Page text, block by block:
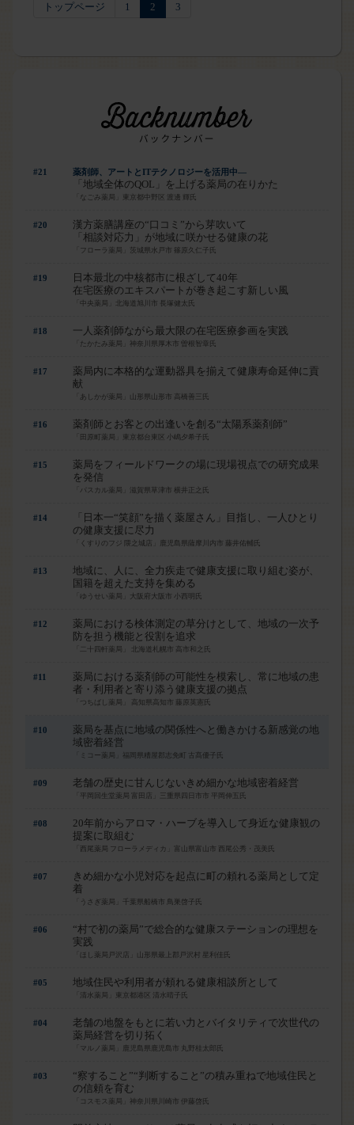
トップページ 1 2 3
#21 薬剤師、アートとITテクノロジーを活用中―
「地域全体のQOL」を上げる薬局の在りかた
「なごみ薬局」東京都中野区 渡邊 輝氏
#20
漢方薬膳講座の“口コミ”から芽吹いて
「相談対応力」が地域に咲かせる健康の花
「フローラ薬局」茨城県水戸市 篠原久仁子氏
#19
日本最北の中核都市に根ざして40年
在宅医療のエキスパートが巻き起こす新しい風
「中央薬局」北海道旭川市 長塚健太氏
#18 一人薬剤師ながら最大限の在宅医療参画を実践
「たかたみ薬局」神奈川県厚木市 曽根智章氏
#17
薬局内に本格的な運動器具を揃えて健康寿命延伸に貢
献
「あしかが薬局」山形県山形市 高橋善三氏
#16 薬剤師とお客との出逢いを創る“太陽系薬剤師”
「田原町薬局」東京都台東区 小嶋夕希子氏
#15
薬局をフィールドワークの場に現場視点での研究成果
を発信
「パスカル薬局」滋賀県草津市 横井正之氏
#14
「日本一“笑顔”を描く薬屋さん」目指し、一人ひとり
の健康支援に尽力
「くすりのフジ 隈之城店」鹿児島県薩摩川内市 藤井佑輔氏
#13
地域に、人に、全力疾走で健康支援に取り組む姿が、
国籍を超えた支持を集める
「ゆうせい薬局」大阪府大阪市 小西明氏
#12
薬局における検体測定の草分けとして、地域の一次予
防を担う機能と役割を追求
「二十四軒薬局」 北海道札幌市 高市和之氏
#11
薬局における薬剤師の可能性を模索し、常に地域の患
者・利用者と寄り添う健康支援の拠点
「つちばし薬局」 高知県高知市 藤原英憲氏
#10
薬局を基点に地域の関係性へと働きかける新感覚の地
域密着経営
「ミコー薬局」福岡県糟屋郡志免町 古髙優子氏
#09 老舗の歴史に甘んじないきめ細かな地域密着経営
「平岡回生堂薬局 富田店」三重県四日市市 平岡伸五氏
#08
20年前からアロマ・ハーブを導入して身近な健康観の
提案に取組む
「西尾薬局 フローラメディカ」富山県富山市 西尾公秀・茂美氏
#07
きめ細かな小児対応を起点に町の頼れる薬局として定
着
「うさぎ薬局」千葉県船橋市 鳥巣啓子氏
#06
“村で初の薬局”で総合的な健康ステーションの理想を
実践
「ほし薬局戸沢店」山形県最上郡戸沢村 星利佳氏
#05 地域住民や利用者が頼れる健康相談所として
「清水薬局」東京都港区 清水晴子氏
#04
老舗の地盤をもとに若い力とバイタリティで次世代の
薬局経営を切り拓く
「マルノ薬局」鹿児島県鹿児島市 丸野桂太郎氏
#03
“察すること”“判断すること”の積み重ねで地域住民と
の信頼を育む
「コスモス薬局」神奈川県川崎市 伊藤啓氏
はい